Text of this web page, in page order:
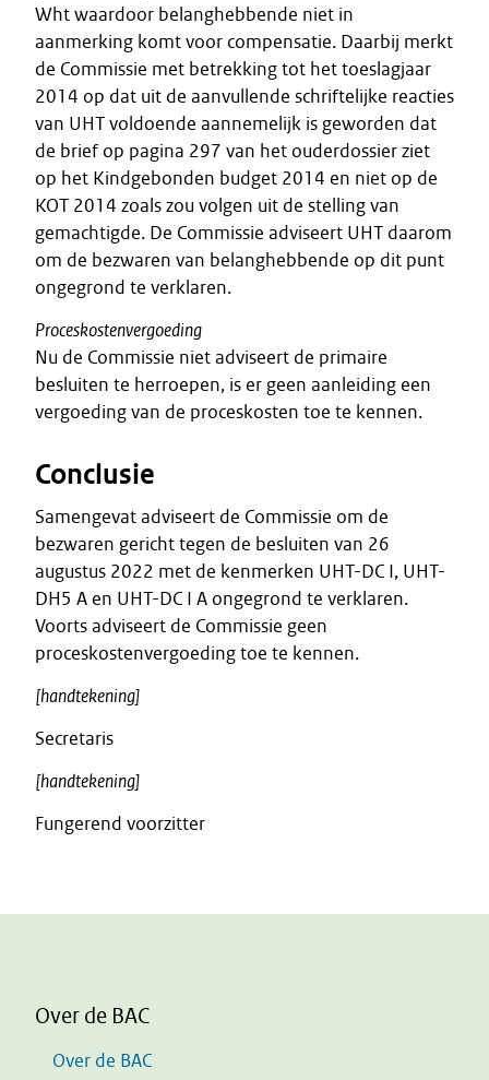
Wht waardoor belanghebbende niet in
aanmerking komt voor compensatie. Daarbij merkt
de Commissie met betrekking tot het toeslagjaar
2014 op dat uit de aanvullende schriftelijke reacties
van UHT voldoende aannemelijk is geworden dat
de brief op pagina 297 van het ouderdossier ziet
op het Kindgebonden budget 2014 en niet op de
KOT 2014 zoals zou volgen uit de stelling van
gemachtigde. De Commissie adviseert UHT daarom
om de bezwaren van belanghebbende op dit punt
ongegrond te verklaren.
Proceskostenvergoeding
Nu de Commissie niet adviseert de primaire
besluiten te herroepen, is er geen aanleiding een
vergoeding van de proceskosten toe te kennen.
Conclusie
Samengevat adviseert de Commissie om de
bezwaren gericht tegen de besluiten van 26
augustus 2022 met de kenmerken UHT-DC I, UHT-
DH5 A en UHT-DC I A ongegrond te verklaren.
Voorts adviseert de Commissie geen
proceskostenvergoeding toe te kennen.
[handtekening]
Secretaris
[handtekening]
Fungerend voorzitter
Over de BAC
Over de BAC